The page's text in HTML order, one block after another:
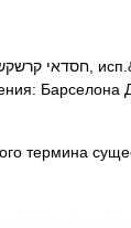
Барселона
термина